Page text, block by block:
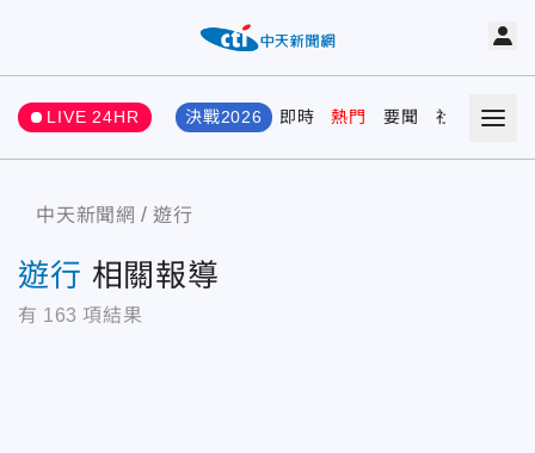
LIVE 24HR 決戰2026 即時 熱門 要聞 社會 娛樂
中天新聞網 遊行
遊行 相關報導
有 163 項結果